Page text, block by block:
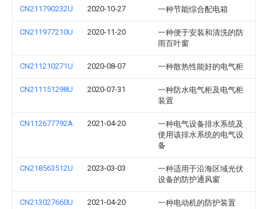
CN211790232U 2020-10-27 一种节能综合配电箱
CN211977210U 2020-11-20
一种便于安装和清洗的防
雨百叶窗
CN211210271U 2020-08-07 一种散热性能好的电气柜
CN211151298U 2020-07-31
一种防水电气柜及电气柜
装置
CN112677792A 2021-04-20
一种电气设备排水系统及
使用该排水系统的电气设
备
CN218563512U 2023-03-03
一种适用于沿海区域光伏
设备的防护通风窗
CN213027660U 2021-04-20 一种电动机的防护装置